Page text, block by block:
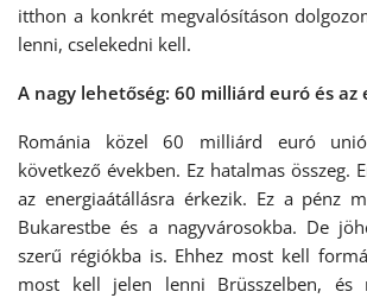
itthon a konkrét megvalósításon
lenni, cselekedni kell.
A nagy lehetőség: 60 milliárd euró és az
Románia közel 60 milliárd euró
következő években. Ez hatalmas összeg.
az energiaátállásra érkezik. Ez a pénz
Bukarestbe és a nagyvárosokba. De
szerű régiókba is. Ehhez most kell
most kell jelen lenni Brüsszelben, és